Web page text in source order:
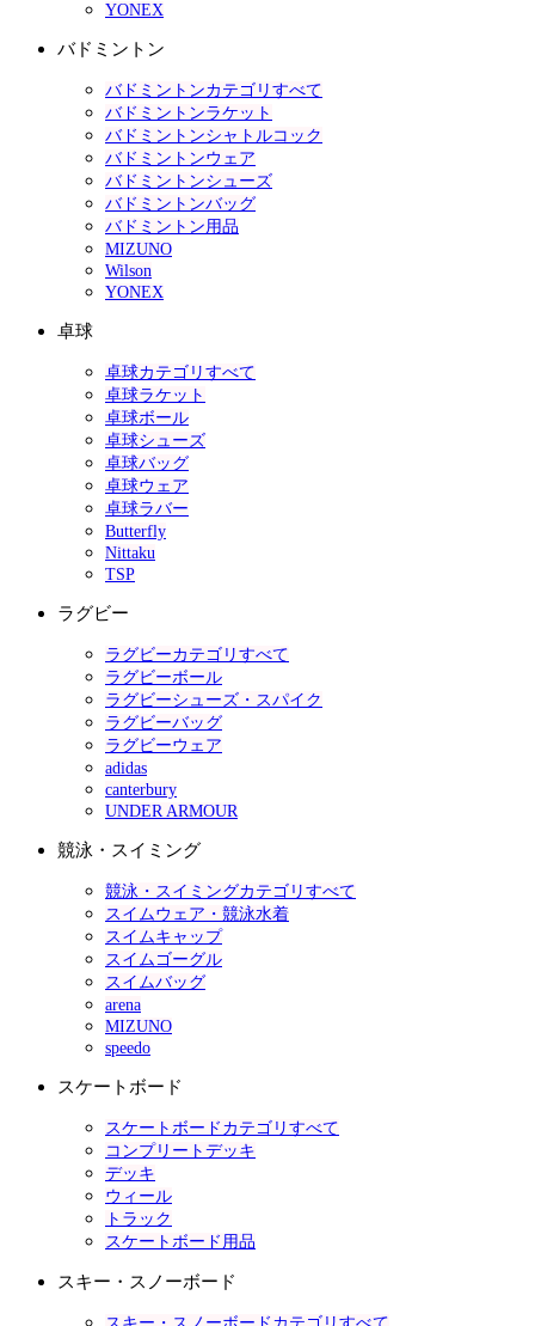
YONEX
バドミントン
バドミントンカテゴリすべて
バドミントンラケット
バドミントンシャトルコック
バドミントンウェア
バドミントンシューズ
バドミントンバッグ
バドミントン用品
MIZUNO
Wilson
YONEX
卓球
卓球カテゴリすべて
卓球ラケット
卓球ボール
卓球シューズ
卓球バッグ
卓球ウェア
卓球ラバー
Butterfly
Nittaku
TSP
ラグビー
ラグビーカテゴリすべて
ラグビーボール
ラグビーシューズ・スパイク
ラグビーバッグ
ラグビーウェア
adidas
canterbury
UNDER ARMOUR
競泳・スイミング
競泳・スイミングカテゴリすべて
スイムウェア・競泳水着
スイムキャップ
スイムゴーグル
スイムバッグ
arena
MIZUNO
speedo
スケートボード
スケートボードカテゴリすべて
コンプリートデッキ
デッキ
ウィール
トラック
スケートボード用品
スキー・スノーボード